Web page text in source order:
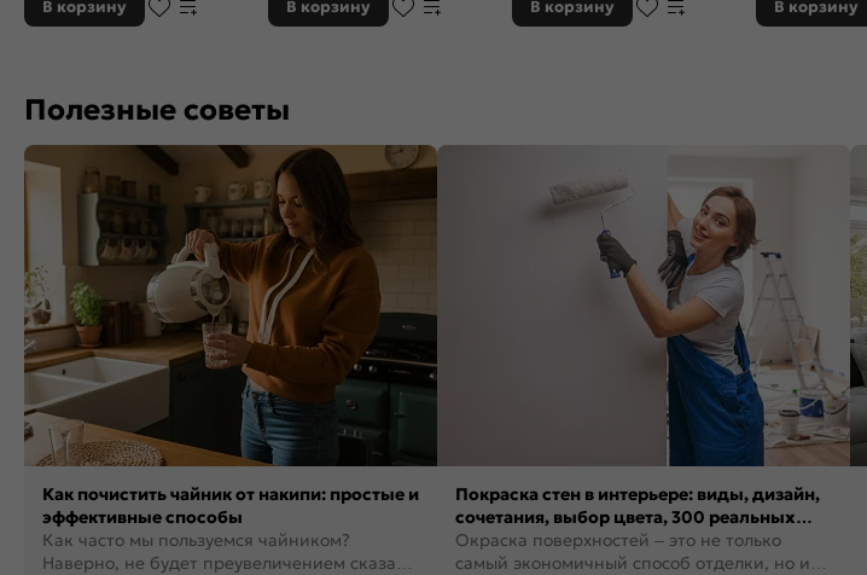
В корзину В корзину В корзину В корзину
Полезные советы
Как почистить чайник от накипи: простые и
эффективные способы
Как часто мы пользуемся чайником?
Наверно, не будет преувеличением сказать,
Покраска стен в интерьере: виды, дизайн,
сочетания, выбор цвета, 300 реальных
фото
Окраска поверхностей – это не только
самый экономичный способ отделки, но и